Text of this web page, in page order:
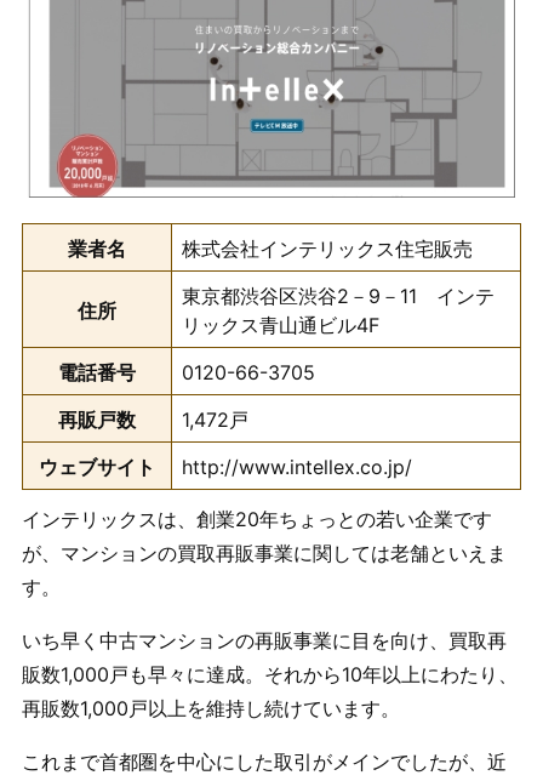
業者名 株式会社インテリックス住宅販売
住所
東京都渋谷区渋谷2－9－11 インテ
リックス青山通ビル4F
電話番号
0120-66-3705
再販戸数
1,472戸
ウェブサイト
http://www.intellex.co.jp/
インテリックスは、創業20年ちょっとの若い企業です
が、マンションの買取再販事業に関しては老舗といえま
す。
いち早く中古マンションの再販事業に目を向け、買取再
販数1,000戸も早々に達成。それから10年以上にわたり、
再販数1,000戸以上を維持し続けています。
これまで首都圏を中心にした取引がメインでしたが、近